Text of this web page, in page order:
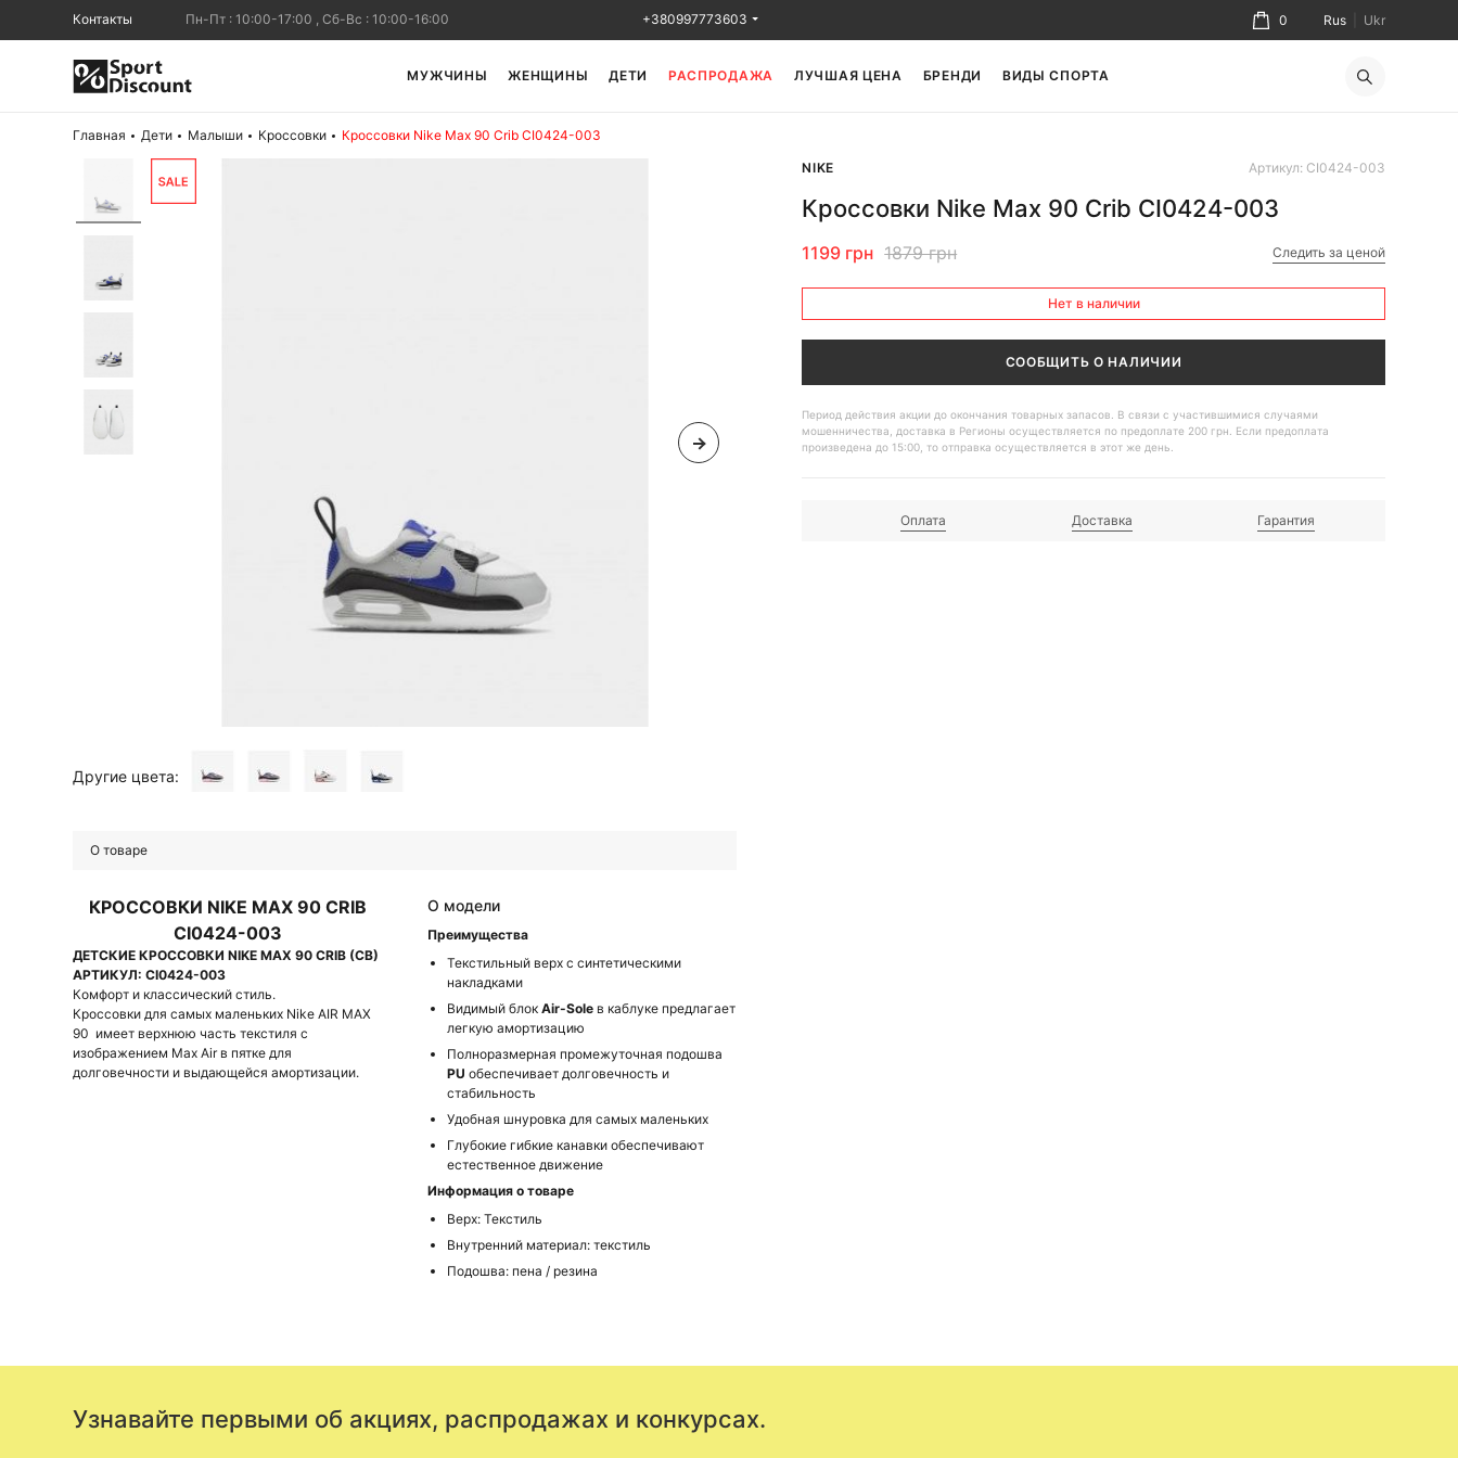
МУЖЧИНЫ ЖЕНЩИНЫ ДЕТИ РАСПРОДАЖА ЛУЧШАЯ ЦЕНА БРЕНДИ ВИДЫ СПОРТА
+380997773603
Контакты Пн-Пт : 10:00-17:00 , Сб-Вс : 10:00-16:00 0 Rus Ukr
Главная Дети Малыши Кроссовки
Кроссовки Nike Max 90 Crib CI0424-003
NIKE
Артикул: CI0424-003
Кроссовки Nike Max 90 Crib CI0424-003
1199 грн 1879 грн Следить за ценой
Нет в наличии
СООБЩИТЬ О НАЛИЧИИ
Период действия акции до окончания товарных запасов. В связи с участившимися случаями
мошенничества, доставка в Регионы осуществляется по предоплате 200 грн. Если предоплата
произведена до 15:00, то отправка осуществляется в этот же день.
Оплата Доставка Гарантия
Другие цвета:
О товаре
КРОССОВКИ NIKE MAX 90 CRIB
CI0424-003
ДЕТСКИЕ КРОССОВКИ NIKE MAX 90 CRIB (CB)
АРТИКУЛ: CI0424-003
Комфорт и классический стиль.
Кроссовки для самых маленьких Nike AIR MAX
90 имеет верхнюю часть текстиля с
изображением Max Air в пятке для
долговечности и выдающейся амортизации.
О модели
Преимущества
Текстильный верх с синтетическими
накладками
Видимый блокAir-Sole в каблуке предлагает
легкую амортизацию
Полноразмерная промежуточная подошва
PUобеспечивает долговечность и
стабильность
Удобная шнуровка для самых маленьких
Глубокие гибкие канавки обеспечивают
естественное движение
Информация о товаре
Верх: Текстиль
Внутренний материал: текстиль
Подошва: пена / резина
Узнавайте первыми об акциях, распродажах и конкурсах.